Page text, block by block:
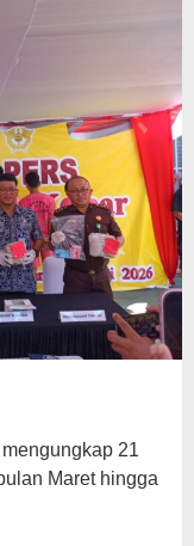
21
Maret hingga